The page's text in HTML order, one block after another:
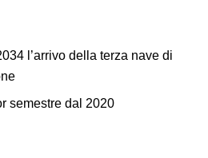
l’arrivo della terza nave di
semestre dal 2020